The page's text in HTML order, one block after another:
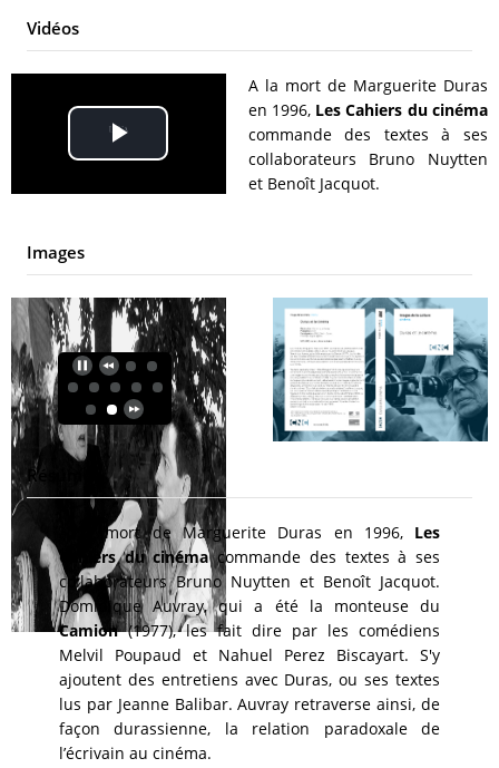
Vidéos
Play
Video
A la mort de Marguerite Duras
en 1996, Les Cahiers du cinéma
commande des textes à ses
collaborateurs Bruno Nuytten
et Benoît Jacquot.
Images
Résumé
A la mort de Marguerite Duras en 1996, Les
Cahiers du cinémacommande des textes à ses
collaborateurs Bruno Nuytten et Benoît Jacquot.
Dominique Auvray, qui a été la monteuse du
Camion(1977), les fait dire par les comédiens
Melvil Poupaud et Nahuel Perez Biscayart. S'y
ajoutent des entretiens avec Duras, ou ses textes
lus par Jeanne Balibar. Auvray retraverse ainsi, de
façon durassienne, la relation paradoxale de
l’écrivain au cinéma.